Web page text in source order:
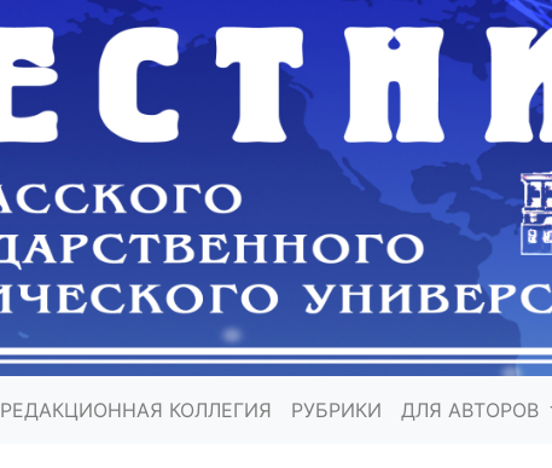
РЕДАКЦИОННАЯ КОЛЛЕГИЯ РУБРИКИ ДЛЯ АВТОРОВ